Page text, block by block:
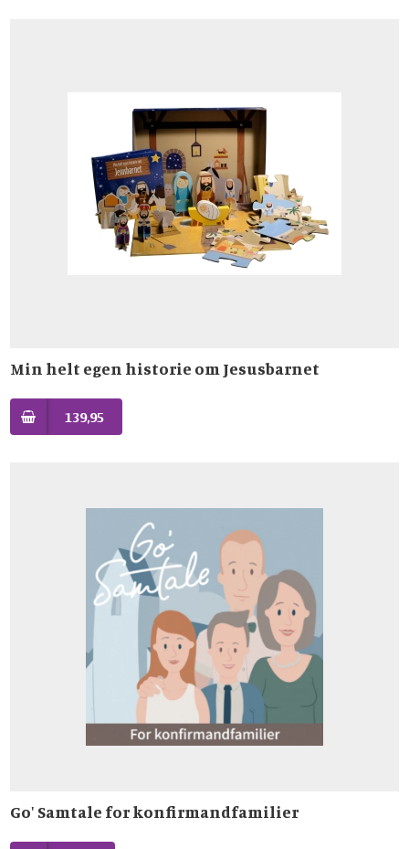
Min helt egen historie om Jesusbarnet
139,95
Go' Samtale for konfirmandfamilier